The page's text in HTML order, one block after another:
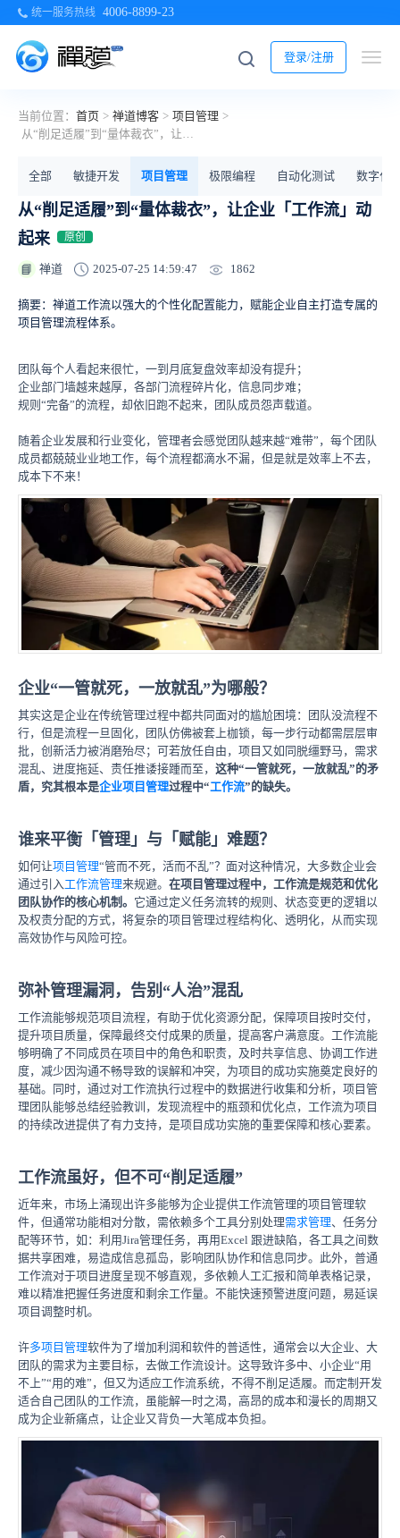
统一服务热线 4006-8899-23
登录/注册
当前位置： 首页 > 禅道博客 > 项目管理 >
从“削足适履”到“量体裁衣”，让企业「工作流」动起来
全部 敏捷开发 项目管理 极限编程 自动化测试 数字化
从“削足适履”到“量体裁衣”，让企业「工作流」动
起来
原创
📘 禅道 2025-07-25 14:59:47 1862
摘要：禅道工作流以强大的个性化配置能力，赋能企业自主打造专属的
项目管理流程体系。
团队每个人看起来很忙，一到月底复盘效率却没有提升；
企业部门墙越来越厚，各部门流程碎片化，信息同步难；
规则“完备”的流程，却依旧跑不起来，团队成员怨声载道。
随着企业发展和行业变化，管理者会感觉团队越来越“难带”，每个团队
成员都兢兢业业地工作，每个流程都滴水不漏，但是就是效率上不去，
成本下不来！
企业“一管就死，一放就乱”为哪般？
其实这是企业在传统管理过程中都共同面对的尴尬困境：团队没流程不
行，但是流程一旦固化，团队仿佛被套上枷锁，每一步行动都需层层审
批，创新活力被消磨殆尽；可若放任自由，项目又如同脱缰野马，需求
混乱、进度拖延、责任推诿接踵而至， 这种“一管就死，一放就乱”的矛
盾，究其根本是企业项目管理过程中“工作流”的缺失。
谁来平衡「管理」与「赋能」难题？
如何让项目管理“管而不死，活而不乱”？面对这种情况，大多数企业会
通过引入工作流管理来规避。 在项目管理过程中，工作流是规范和优化
团队协作的核心机制。 它通过定义任务流转的规则、状态变更的逻辑以
及权责分配的方式，将复杂的项目管理过程结构化、透明化，从而实现
高效协作与风险可控。
弥补管理漏洞，告别“人治”混乱
工作流能够规范项目流程，有助于优化资源分配，保障项目按时交付，
提升项目质量，保障最终交付成果的质量，提高客户满意度。工作流能
够明确了不同成员在项目中的角色和职责，及时共享信息、协调工作进
度，减少因沟通不畅导致的误解和冲突，为项目的成功实施奠定良好的
基础。同时，通过对工作流执行过程中的数据进行收集和分析，项目管
理团队能够总结经验教训，发现流程中的瓶颈和优化点，工作流为项目
的持续改进提供了有力支持，是项目成功实施的重要保障和核心要素。
工作流虽好，但不可“削足适履”
近年来，市场上涌现出许多能够为企业提供工作流管理的项目管理软
件，但通常功能相对分散，需依赖多个工具分别处理需求管理、任务分
配等环节，如：利用Jira管理任务，再用Excel 跟进缺陷，各工具之间数
据共享困难，易造成信息孤岛，影响团队协作和信息同步。此外，普通
工作流对于项目进度呈现不够直观，多依赖人工汇报和简单表格记录，
难以精准把握任务进度和剩余工作量。不能快速预警进度问题，易延误
项目调整时机。
许多项目管理软件为了增加利润和软件的普适性，通常会以大企业、大
团队的需求为主要目标，去做工作流设计。这导致许多中、小企业“用
不上”“用的难”，但又为适应工作流系统，不得不削足适履。而定制开发
适合自己团队的工作流，虽能解一时之渴，高昂的成本和漫长的周期又
成为企业新痛点，让企业又背负一大笔成本负担。